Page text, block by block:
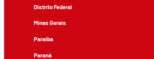
Distrito Federal
Minas Gerais
Paraíba
Paraná